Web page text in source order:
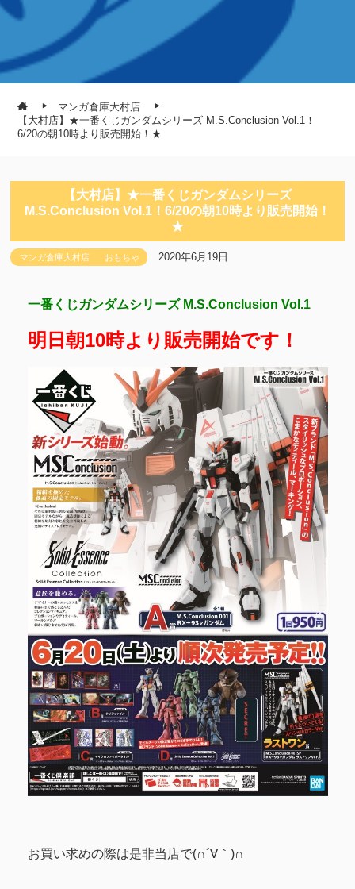
マンガ倉庫大村店
【大村店】★一番くじガンダムシリーズ M.S.Conclusion Vol.1！
6/20の朝10時より販売開始！★
【大村店】★一番くじガンダムシリーズ
M.S.Conclusion Vol.1！6/20の朝10時より販売開始！
★
マンガ倉庫大村店 おもちゃ 2020年6月19日
一番くじガンダムシリーズ M.S.Conclusion Vol.1
明日朝10時より販売開始です！
お買い求めの際は是非当店で(∩´∀｀)∩